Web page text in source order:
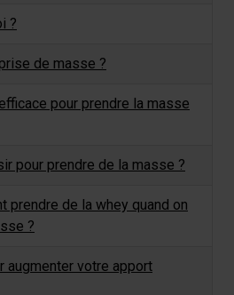
?
de masse ?
pour prendre la masse
pour prendre de la masse ?
prendre de la whey quand on
?
augmenter votre apport